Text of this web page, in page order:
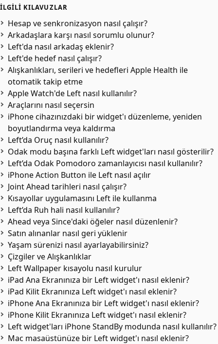
İLGILI KILAVUZLAR
Hesap ve senkronizasyon nasıl çalışır?
Arkadaşlara karşı nasıl sorumlu olunur?
Left'da nasıl arkadaş eklenir?
Left'de hedef nasıl çalışır?
Alışkanlıkları, serileri ve hedefleri Apple Health ile
otomatik takip etme
Apple Watch'de Left nasıl kullanılır?
Araçlarını nasıl seçersin
iPhone cihazınızdaki bir widget'ı düzenleme, yeniden
boyutlandırma veya kaldırma
Left’da Oruç nasıl kullanılır?
Odak modu başına farklı Left widget'ları nasıl gösterilir?
Left’da Odak Pomodoro zamanlayıcısı nasıl kullanılır?
iPhone Action Button ile Left nasıl açılır
Joint Ahead tarihleri nasıl çalışır?
Kısayollar uygulamasını Left ile kullanma
Left’da Ruh hali nasıl kullanılır?
Ahead veya Since'daki öğeler nasıl düzenlenir?
Satın alınanlar nasıl geri yüklenir
Yaşam sürenizi nasıl ayarlayabilirsiniz?
Çizgiler ve Alışkanlıklar
Left Wallpaper kısayolu nasıl kurulur
iPad Ana Ekranınıza bir Left widget'ı nasıl eklenir?
iPad Kilit Ekranınıza Left widget'ı nasıl eklenir?
iPhone Ana Ekranınıza bir Left widget'ı nasıl eklenir?
iPhone Kilit Ekranınıza Left widget'ı nasıl eklenir?
Left widget'ları iPhone StandBy modunda nasıl kullanılır?
Mac masaüstünüze bir Left widget'ı nasıl eklenir?